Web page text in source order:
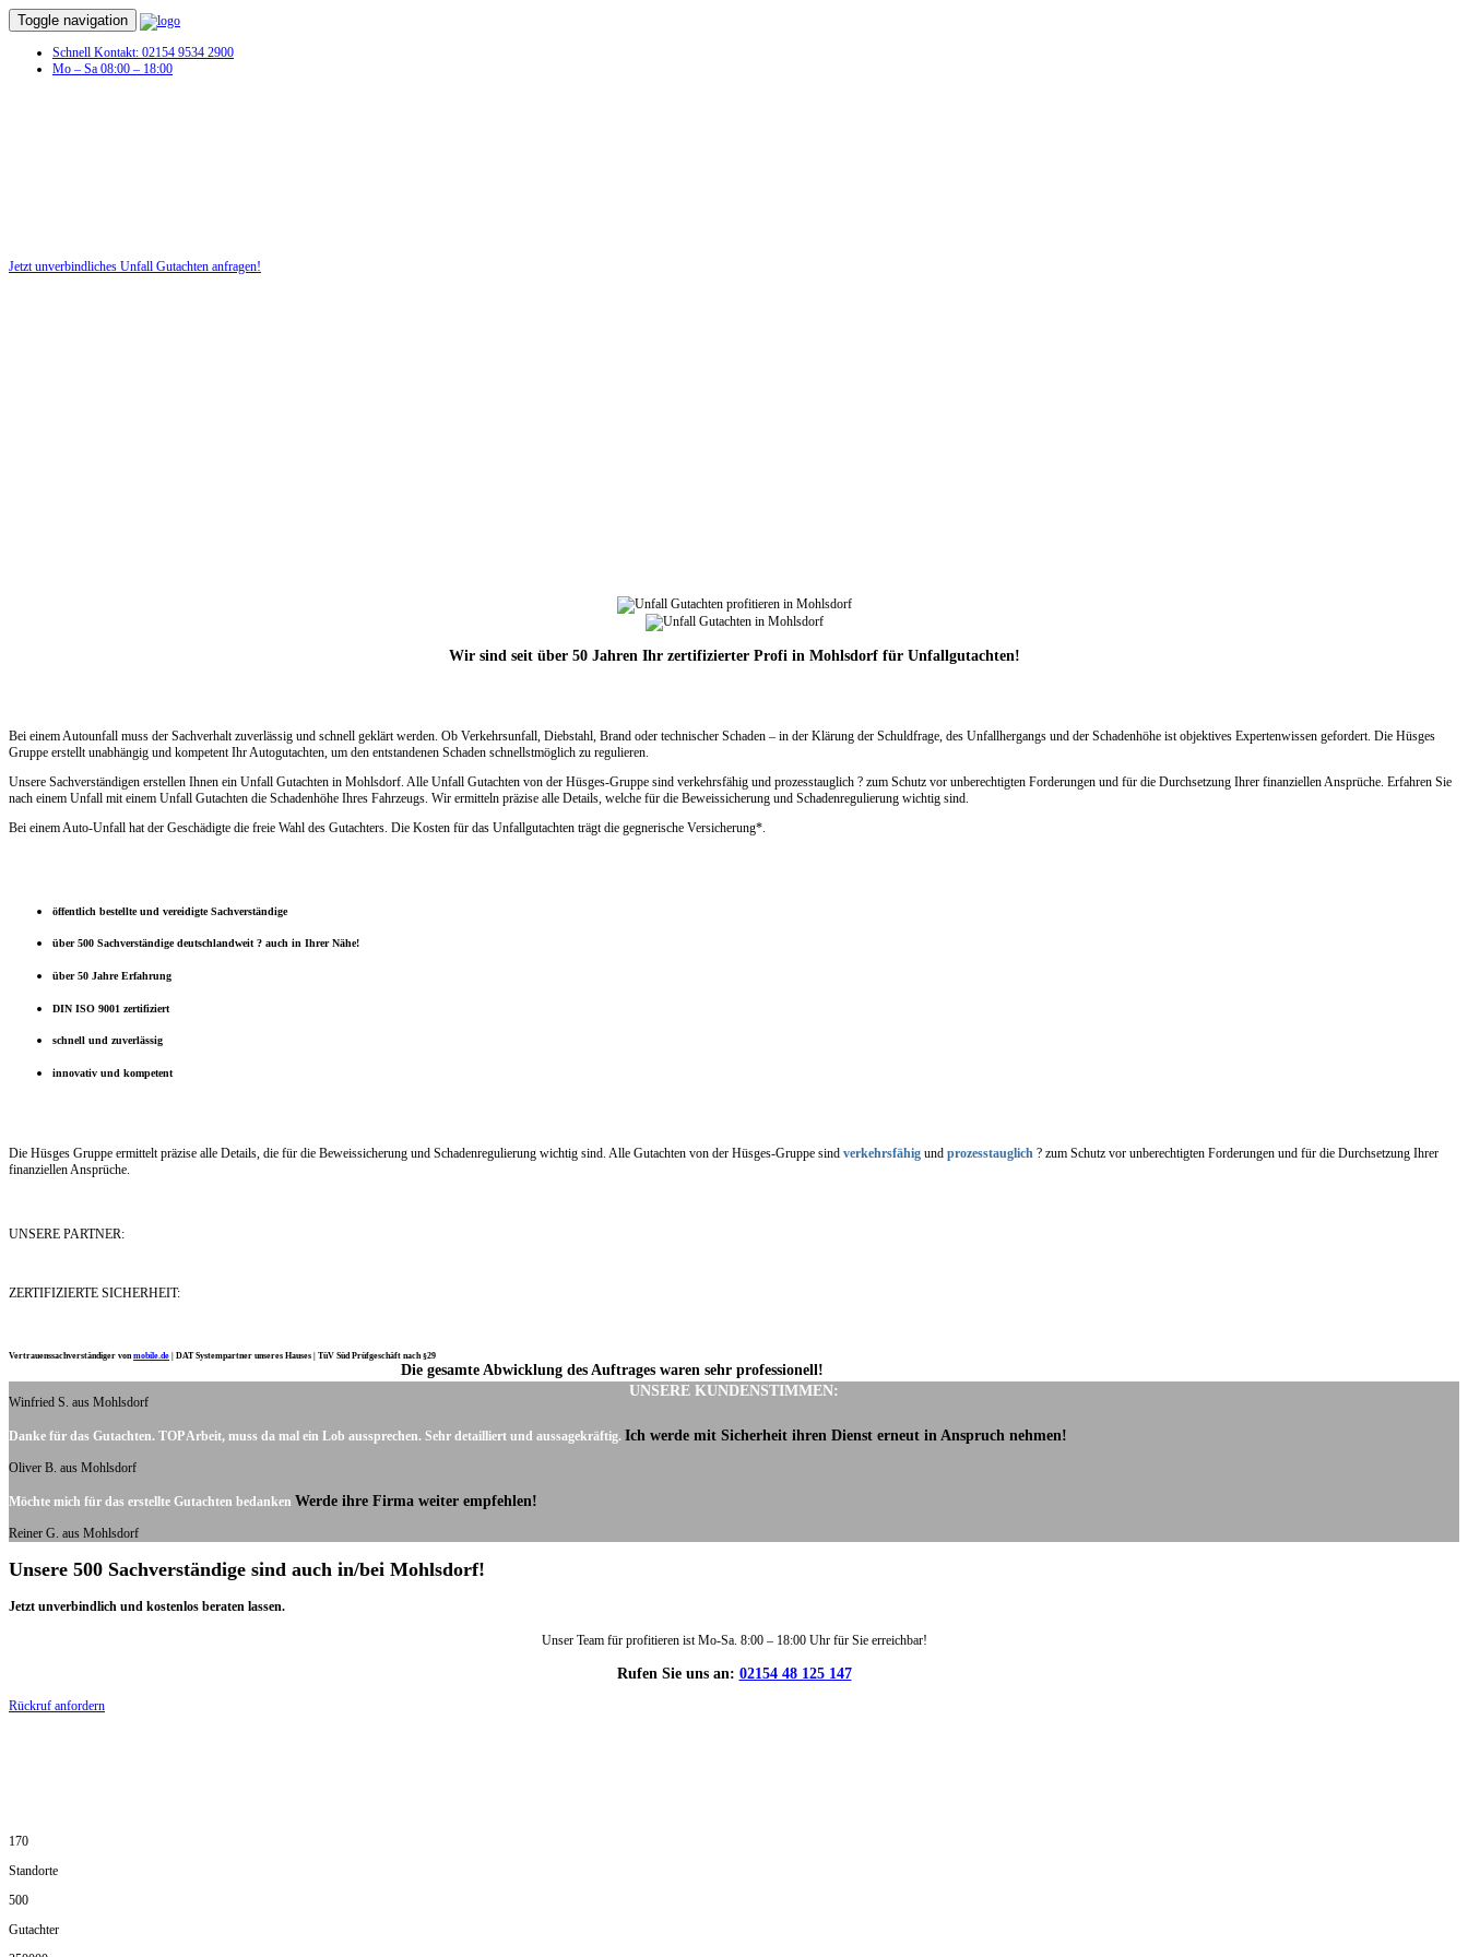
Toggle navigation
Schnell Kontakt: 02154 9534 2900
Mo – Sa 08:00 – 18:00
Jetzt unverbindliches Unfall Gutachten anfragen!
Wir sind seit über 50 Jahren Ihr zertifizierter Profi in Mohlsdorf für Unfallgutachten!
Bei einem Autounfall muss der Sachverhalt zuverlässig und schnell geklärt werden. Ob Verkehrsunfall, Diebstahl, Brand oder technischer Schaden – in der Klärung der Schuldfrage, des Unfallhergangs und der Schadenhöhe ist objektives Expertenwissen gefordert. Die Hüsges
Gruppe erstellt unabhängig und kompetent Ihr Autogutachten, um den entstandenen Schaden schnellstmöglich zu regulieren.
Unsere Sachverständigen erstellen Ihnen ein Unfall Gutachten in Mohlsdorf. Alle Unfall Gutachten von der Hüsges-Gruppe sind verkehrsfähig und prozesstauglich ? zum Schutz vor unberechtigten Forderungen und für die Durchsetzung Ihrer finanziellen Ansprüche. Erfahren Sie
nach einem Unfall mit einem Unfall Gutachten die Schadenhöhe Ihres Fahrzeugs. Wir ermitteln präzise alle Details, welche für die Beweissicherung und Schadenregulierung wichtig sind.
Bei einem Auto-Unfall hat der Geschädigte die freie Wahl des Gutachters. Die Kosten für das Unfallgutachten trägt die gegnerische Versicherung*.
öffentlich bestellte und vereidigte Sachverständige
über 500 Sachverständige deutschlandweit ? auch in Ihrer Nähe!
über 50 Jahre Erfahrung
DIN ISO 9001 zertifiziert
schnell und zuverlässig
innovativ und kompetent
Die Hüsges Gruppe ermittelt präzise alle Details, die für die Beweissicherung und Schadenregulierung wichtig sind. Alle Gutachten von der Hüsges-Gruppe sind verkehrsfähig und prozesstauglich ? zum Schutz vor unberechtigten Forderungen und für die Durchsetzung Ihrer
finanziellen Ansprüche.
UNSERE PARTNER:
ZERTIFIZIERTE SICHERHEIT:
Vertrauenssachverständiger vonmobile.de DAT Systempartner unseres Hauses | TüV Süd Prüfgeschäft nach §29
UNSERE KUNDENSTIMMEN:
Die gesamte Abwicklung des Auftrages waren sehr professionell!
Winfried S. aus Mohlsdorf
Danke für das Gutachten. TOP Arbeit, muss da mal ein Lob aussprechen. Sehr detailliert und aussagekräftig. Ich werde mit Sicherheit ihren Dienst erneut in Anspruch nehmen!
Oliver B. aus Mohlsdorf
Möchte mich für das erstellte Gutachten bedanken Werde ihre Firma weiter empfehlen!
Reiner G. aus Mohlsdorf
Unsere 500 Sachverständige sind auch in/bei Mohlsdorf!
Jetzt unverbindlich und kostenlos beraten lassen.
Unser Team für profitieren ist Mo-Sa. 8:00 – 18:00 Uhr für Sie erreichbar!
Rufen Sie uns an: 02154 48 125 147
Rückruf anfordern
170
Standorte
500
Gutachter